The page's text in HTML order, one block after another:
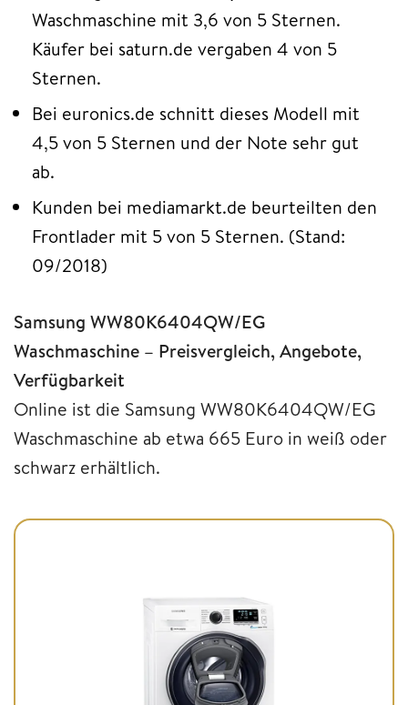
Waschmaschine mit 3,6 von 5 Sternen.
Käufer bei saturn.de vergaben 4 von 5
Sternen.
Bei euronics.de schnitt dieses Modell mit
4,5 von 5 Sternen und der Note sehr gut
ab.
Kunden bei mediamarkt.de beurteilten den
Frontlader mit 5 von 5 Sternen. (Stand:
09/2018)
Samsung WW80K6404QW/EG
Waschmaschine – Preisvergleich, Angebote,
Verfügbarkeit
Online ist die Samsung WW80K6404QW/EG
Waschmaschine ab etwa 665 Euro in weiß oder
schwarz erhältlich.